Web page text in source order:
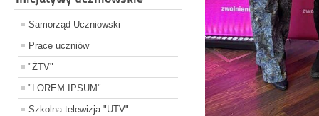
Samorząd Uczniowski
Prace uczniów
"ŻTV"
"LOREM IPSUM"
Szkolna telewizja "UTV"